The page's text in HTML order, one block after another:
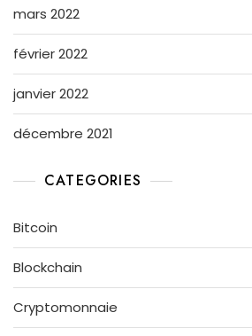
mars 2022
février 2022
janvier 2022
décembre 2021
CATEGORIES
Bitcoin
Blockchain
Cryptomonnaie